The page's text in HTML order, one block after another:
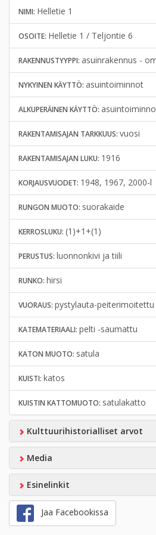
NIMI: Helletie 1
OSOITE: Helletie 1 / Teljontie 6
RAKENNUSTYYPPI: asuinrakennus -
NYKYINEN KÄYTTÖ: asuintoiminnot
ALKUPERÄINEN KÄYTTÖ:
RAKENTAMISAJAN TARKKUUS: vuosi
RAKENTAMISAJAN LUKU: 1916
KORJAUSVUODET: 1948, 1967, 2000-l
RUNGON MUOTO: suorakaide
KERROSLUKU: (1)+1+(1)
PERUSTUS: luonnonkivi ja tiili
RUNKO: hirsi
VUORAUS: pystylauta-peiterimoitettu
KATEMATERIAALI: pelti -saumattu
KATON MUOTO: satula
KUISTI: katos
KUISTIN KATTOMUOTO: satulakatto
Kulttuurihistorialliset arvot
Media
Esinelinkit
Jaa Facebookissa